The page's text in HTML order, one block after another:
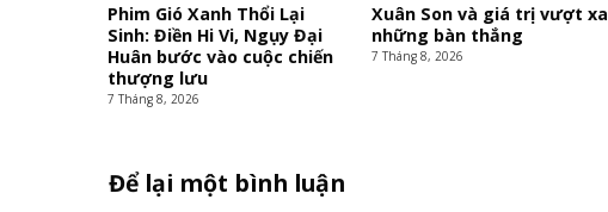
Phim Gió Xanh Thổi Lại
Sinh: Điền Hi Vi, Ngụy Đại
Huân bước vào cuộc chiến
thượng lưu
7 Tháng 8, 2026
Xuân Son và giá trị vượt xa
những bàn thắng
7 Tháng 8, 2026
Để lại một bình luận